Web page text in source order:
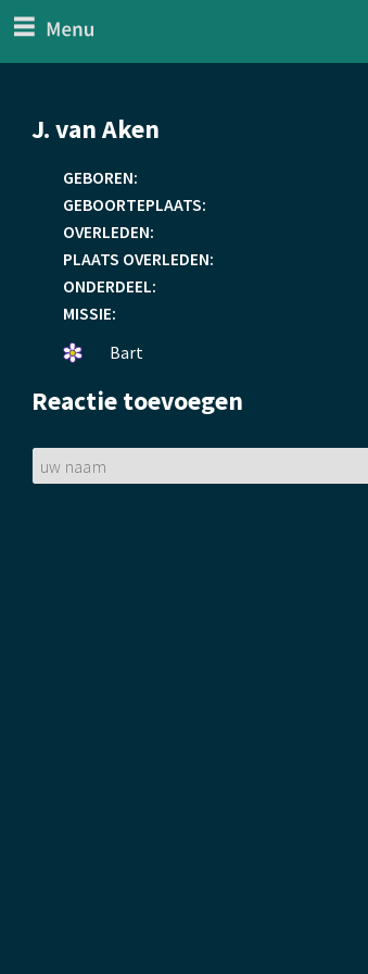
Generaal
J. van Aken
GEBOREN:
GEBOORTEPLAATS:
OVERLEDEN:
PLAATS OVERLEDEN:
ONDERDEEL:
MISSIE:
Een
gelegd.
Bart
Reactie toevoegen